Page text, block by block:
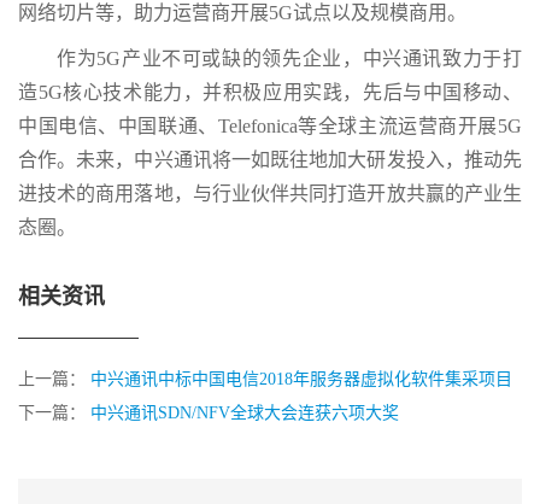
网络切片等，助力运营商开展5G试点以及规模商用。
作为5G产业不可或缺的领先企业，中兴通讯致力于打
造5G核心技术能力，并积极应用实践，先后与中国移动、
中国电信、中国联通、Telefonica等全球主流运营商开展5G
合作。未来，中兴通讯将一如既往地加大研发投入，推动先
进技术的商用落地，与行业伙伴共同打造开放共赢的产业生
态圈。
相关资讯
上一篇： 中兴通讯中标中国电信2018年服务器虚拟化软件集采项目
下一篇： 中兴通讯SDN/NFV全球大会连获六项大奖